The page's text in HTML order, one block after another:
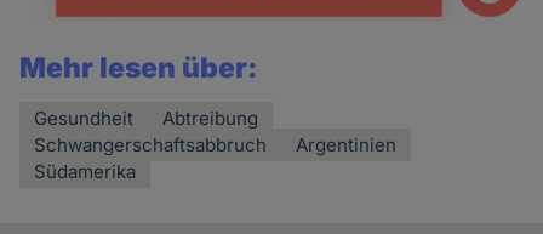
Mehr lesen über:
Gesundheit
Abtreibung
Schwangerschaftsabbruch
Argentinien
Südamerika